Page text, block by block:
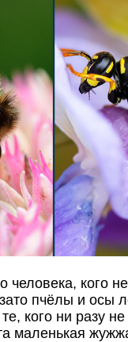
человека, кого
пчёлы и осы
кого ни разу
маленькая